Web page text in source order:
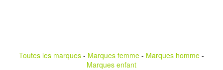
Toutes les marques - Marques femme - Marques homme -
Marques enfant